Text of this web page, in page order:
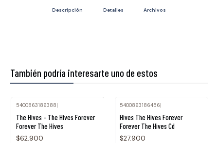
Descripción Detalles Archivos
También podría interesarte uno de estos
5400863186388|
The Hives - The Hives Forever
Forever The Hives
$62.900
5400863186456|
Hives The Hives Forever
Forever The Hives Cd
$27.900